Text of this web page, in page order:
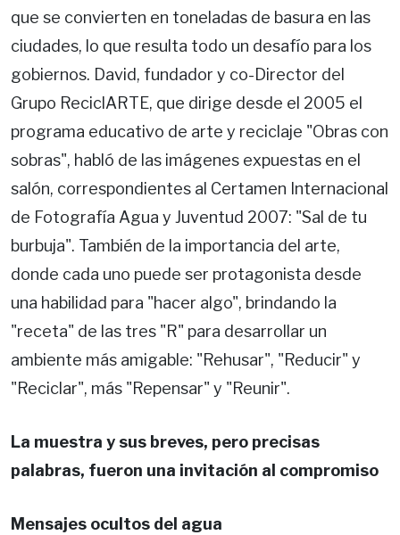
que se convierten en toneladas de basura en las
ciudades, lo que resulta todo un desafío para los
gobiernos. David, fundador y co-Director del
Grupo ReciclARTE, que dirige desde el 2005 el
programa educativo de arte y reciclaje "Obras con
sobras", habló de las imágenes expuestas en el
salón, correspondientes al Certamen Internacional
de Fotografía Agua y Juventud 2007: "Sal de tu
burbuja". También de la importancia del arte,
donde cada uno puede ser protagonista desde
una habilidad para "hacer algo", brindando la
"receta" de las tres "R" para desarrollar un
ambiente más amigable: "Rehusar", "Reducir" y
"Reciclar", más "Repensar" y "Reunir".
La muestra y sus breves, pero precisas
palabras, fueron una invitación al compromiso
Mensajes ocultos del agua